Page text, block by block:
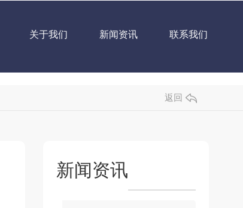
关于我们 新闻资讯 联系我们
返回
新闻资讯